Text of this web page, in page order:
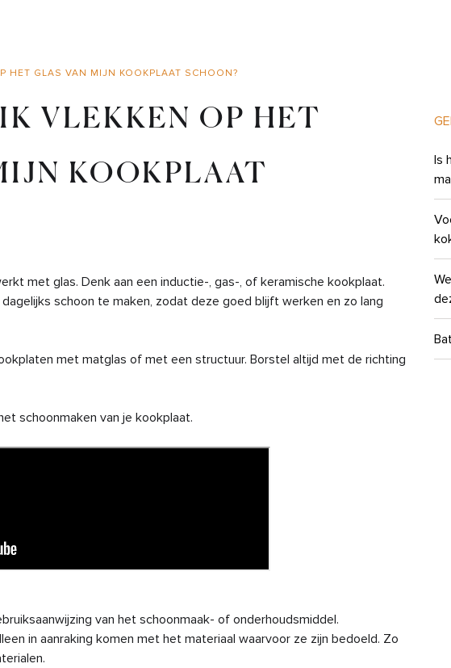
HET GLAS VAN MIJN KOOKPLAAT SCHOON?
VLEKKEN OP HET
KOOKPLAAT
met glas. Denk aan een inductie-, gas-, of keramische kookplaat.
schoon te maken, zodat deze goed blijft werken en zo lang
met matglas of met een structuur. Borstel altijd met de richting
schoonmaken van je kookplaat.
van het schoonmaak- of onderhoudsmiddel.
in aanraking komen met het materiaal waarvoor ze zijn bedoeld. Zo
Is